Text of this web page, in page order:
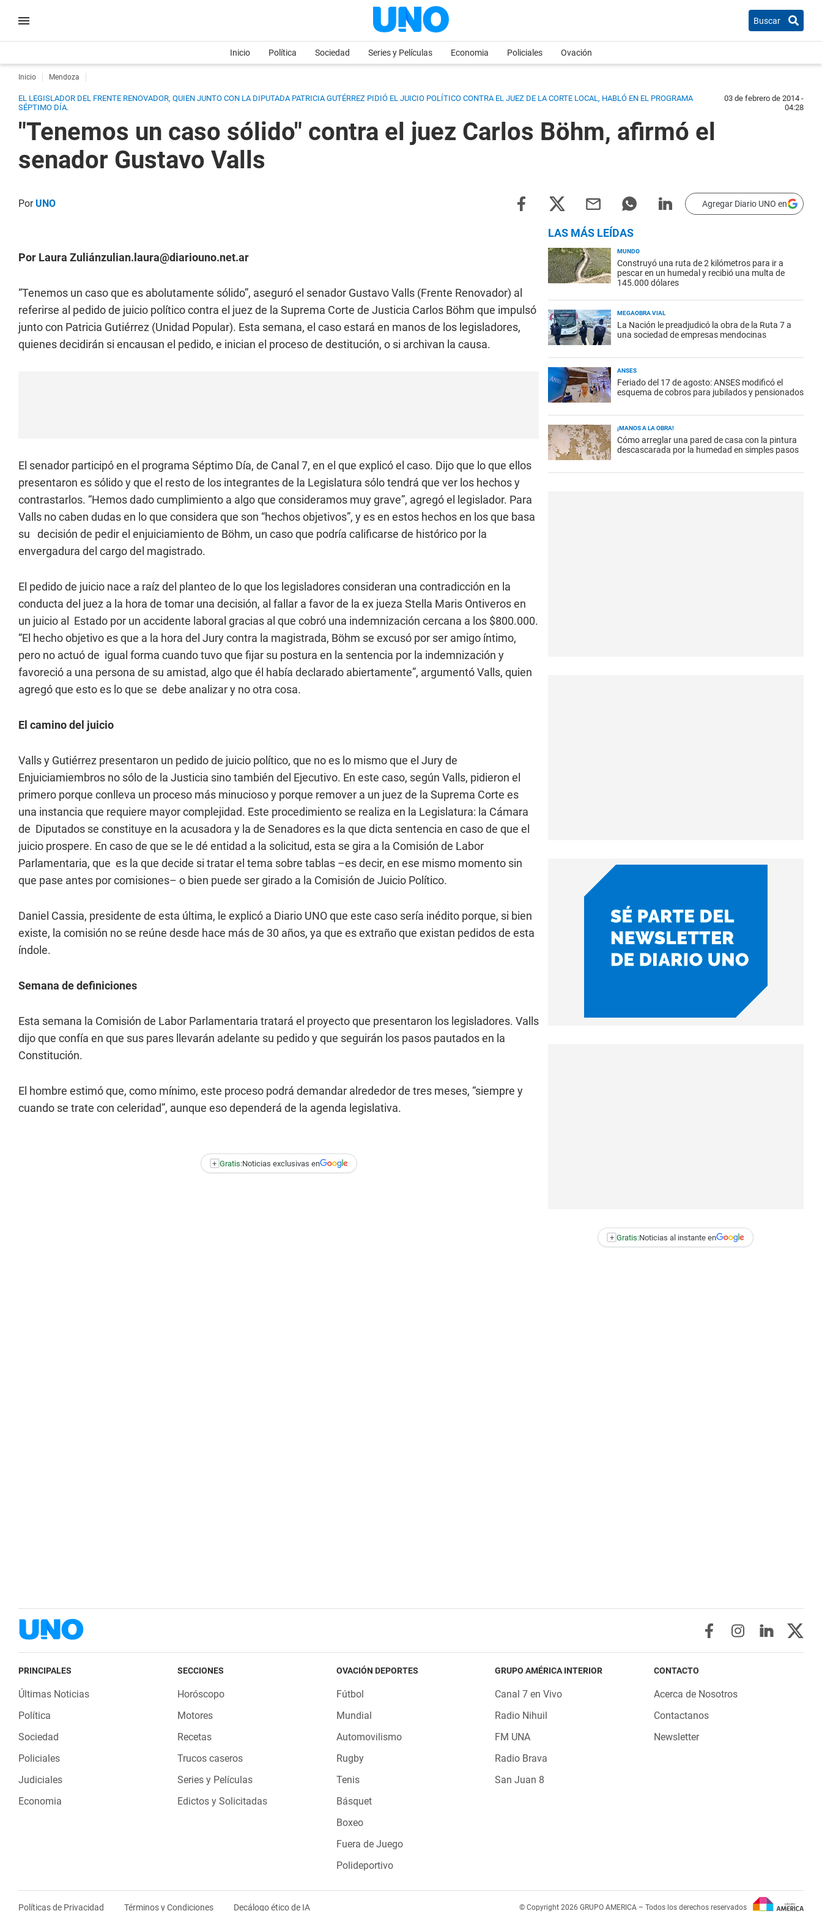
Buscar
Inicio Política Sociedad Series y Películas Economia Policiales Ovación
Inicio Mendoza
EL LEGISLADOR DEL FRENTE RENOVADOR, QUIEN JUNTO CON LA DIPUTADA PATRICIA GUTÉRREZ PIDIÓ EL JUICIO POLÍTICO CONTRA EL JUEZ DE LA CORTE LOCAL, HABLÓ EN EL PROGRAMA
SÉPTIMO DÍA.
03 de febrero de 2014 -
04:28
"Tenemos un caso sólido" contra el juez Carlos Böhm, afirmó el
senador Gustavo Valls
PorUNO Agregar Diario UNO en
Por Laura Zuliánzulian.laura@diariouno.net.ar
“Tenemos un caso que es abolutamente sólido”, aseguró el senador Gustavo Valls (Frente Renovador) al
referirse al pedido de juicio político contra el juez de la Suprema Corte de Justicia Carlos Böhm que impulsó
junto con Patricia Gutiérrez (Unidad Popular). Esta semana, el caso estará en manos de los legisladores,
quienes decidirán si encausan el pedido, e inician el proceso de destitución, o si archivan la causa.
El senador participó en el programa Séptimo Día, de Canal 7, en el que explicó el caso. Dijo que lo que ellos
presentaron es sólido y que el resto de los integrantes de la Legislatura sólo tendrá que ver los hechos y
contrastarlos. “Hemos dado cumplimiento a algo que consideramos muy grave”, agregó el legislador. Para
Valls no caben dudas en lo que considera que son “hechos objetivos”, y es en estos hechos en los que basa
su decisión de pedir el enjuiciamiento de Böhm, un caso que podría calificarse de histórico por la
envergadura del cargo del magistrado.
El pedido de juicio nace a raíz del planteo de lo que los legisladores consideran una contradicción en la
conducta del juez a la hora de tomar una decisión, al fallar a favor de la ex jueza Stella Maris Ontiveros en
un juicio al Estado por un accidente laboral gracias al que cobró una indemnización cercana a los $800.000.
“El hecho objetivo es que a la hora del Jury contra la magistrada, Böhm se excusó por ser amigo íntimo,
pero no actuó de igual forma cuando tuvo que fijar su postura en la sentencia por la indemnización y
favoreció a una persona de su amistad, algo que él había declarado abiertamente”, argumentó Valls, quien
agregó que esto es lo que se debe analizar y no otra cosa.
El camino del juicio
Valls y Gutiérrez presentaron un pedido de juicio político, que no es lo mismo que el Jury de
Enjuiciamiembros no sólo de la Justicia sino también del Ejecutivo. En este caso, según Valls, pidieron el
primero porque conlleva un proceso más minucioso y porque remover a un juez de la Suprema Corte es
una instancia que requiere mayor complejidad. Este procedimiento se realiza en la Legislatura: la Cámara
de Diputados se constituye en la acusadora y la de Senadores es la que dicta sentencia en caso de que el
juicio prospere. En caso de que se le dé entidad a la solicitud, esta se gira a la Comisión de Labor
Parlamentaria, que es la que decide si tratar el tema sobre tablas –es decir, en ese mismo momento sin
que pase antes por comisiones– o bien puede ser girado a la Comisión de Juicio Político.
Daniel Cassia, presidente de esta última, le explicó a Diario UNO que este caso sería inédito porque, si bien
existe, la comisión no se reúne desde hace más de 30 años, ya que es extraño que existan pedidos de esta
índole.
Semana de definiciones
Esta semana la Comisión de Labor Parlamentaria tratará el proyecto que presentaron los legisladores. Valls
dijo que confía en que sus pares llevarán adelante su pedido y que seguirán los pasos pautados en la
Constitución.
El hombre estimó que, como mínimo, este proceso podrá demandar alrededor de tres meses, “siempre y
cuando se trate con celeridad”, aunque eso dependerá de la agenda legislativa.
+ Gratis:Noticias exclusivas en
LAS MÁS LEÍDAS
MUNDO
Construyó una ruta de 2 kilómetros para ir a
pescar en un humedal y recibió una multa de
145.000 dólares
MEGAOBRA VIAL
La Nación le preadjudicó la obra de la Ruta 7 a
una sociedad de empresas mendocinas
ANSES
Feriado del 17 de agosto: ANSES modificó el
esquema de cobros para jubilados y pensionados
¡MANOS A LA OBRA!
Cómo arreglar una pared de casa con la pintura
descascarada por la humedad en simples pasos
+ Gratis:Noticias al instante en
PRINCIPALES
Últimas Noticias
Política
Sociedad
Policiales
Judiciales
Economia
SECCIONES
Horóscopo
Motores
Recetas
Trucos caseros
Series y Películas
Edictos y Solicitadas
OVACIÓN DEPORTES
Fútbol
Mundial
Automovilismo
Rugby
Tenis
Básquet
Boxeo
Fuera de Juego
Polideportivo
GRUPO AMÉRICA INTERIOR
Canal 7 en Vivo
Radio Nihuil
FM UNA
Radio Brava
San Juan 8
CONTACTO
Acerca de Nosotros
Contactanos
Newsletter
Políticas de Privacidad Términos y Condiciones Decálogo ético de IA © Copyright 2026 GRUPO AMERICA – Todos los derechos reservados